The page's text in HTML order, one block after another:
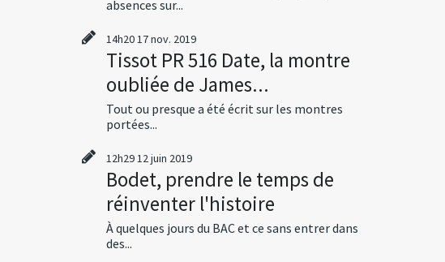
absences sur...
14h2017nov. 2019
Tissot PR 516 Date, la montre
oubliée de James...
Tout ou presque a été écrit sur les montres
portées...
12h2912juin 2019
Bodet, prendre le temps de
réinventer l'histoire
À quelques jours du BAC et ce sans entrer dans
des...